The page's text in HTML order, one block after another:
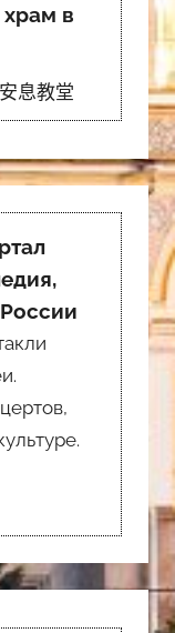
в
息教堂